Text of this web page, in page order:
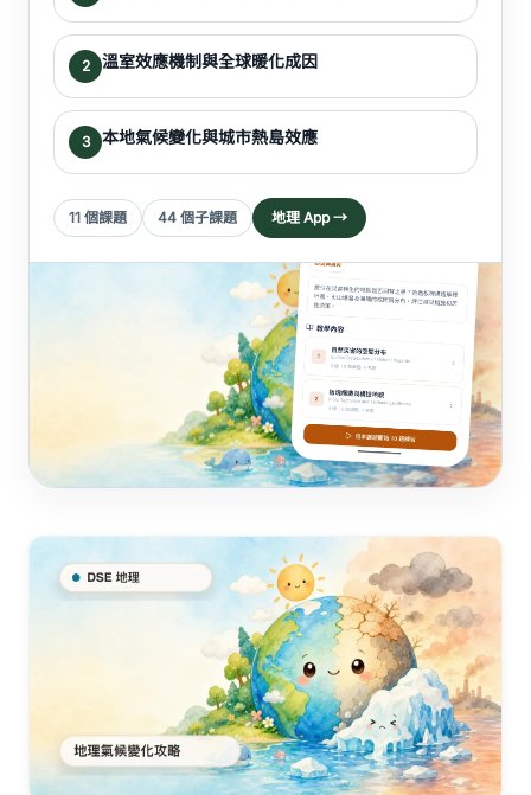
2 溫室效應機制與全球暖化成因
3 本地氣候變化與城市熱島效應
11 個課題 44 個子課題 地理 App →